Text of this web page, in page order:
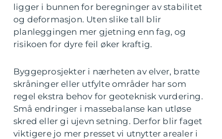
ligger i bunnen for beregninger av stabilitet
og deformasjon. Uten slike tall blir
planleggingen mer gjetning enn fag, og
risikoen for dyre feil øker kraftig.
Byggeprosjekter i nærheten av elver, bratte
skråninger eller utfylte områder har som
regel ekstra behov for geoteknisk vurdering.
Små endringer i massebalanse kan utløse
skred eller gi ujevn setning. Derfor blir faget
viktigere jo mer presset vi utnytter arealer i